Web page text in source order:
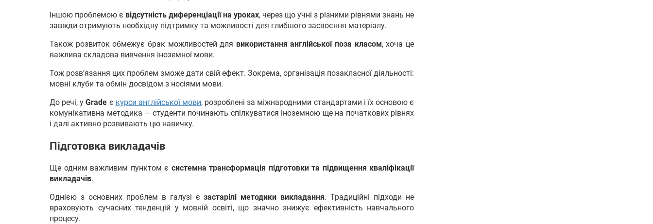
Іншою проблемою є відсутність диференціації на уроках, через що учні з різними рівнями знань не
завжди отримують необхідну підтримку та можливості для глибшого засвоєння матеріалу.
Також розвиток обмежує брак можливостей для використання англійської поза класом, хоча це
важлива складова вивчення іноземної мови.
Тож розв’язання цих проблем зможе дати свій ефект. Зокрема, організація позакласної діяльності:
мовні клуби та обмін досвідом з носіями мови.
До речі, уGrade є курси англійської мови, розроблені за міжнародними стандартами і їх основою є
комунікативна методика — студенти починають спілкуватися іноземною ще на початкових рівнях
і далі активно розвивають цю навичку.
Підготовка викладачів
Ще одним важливим пунктом є системна трансформація підготовки та підвищення кваліфікації
викладачів.
Однією з основних проблем в галузі єзастарілі методики викладання. Традиційні підходи не
враховують сучасних тенденцій у мовній освіті, що значно знижує ефективність навчального
процесу.